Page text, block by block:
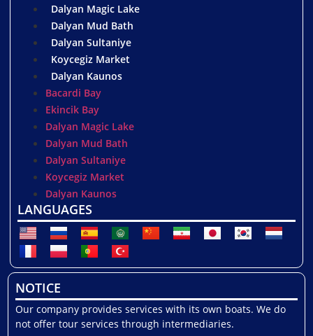
Dalyan Magic Lake
Dalyan Mud Bath
Dalyan Sultaniye
Koycegiz Market
Dalyan Kaunos
Bacardi Bay
Ekincik Bay
Dalyan Magic Lake
Dalyan Mud Bath
Dalyan Sultaniye
Koycegiz Market
Dalyan Kaunos
LANGUAGES
NOTICE
Our company provides services with its own boats. We do
not offer tour services through intermediaries.